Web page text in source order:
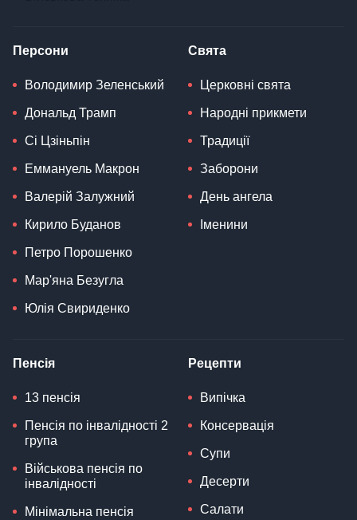
Персони
Володимир Зеленський
Дональд Трамп
Сі Цзіньпін
Еммануель Макрон
Валерій Залужний
Кирило Буданов
Петро Порошенко
Мар'яна Безугла
Юлія Свириденко
Свята
Церковні свята
Народні прикмети
Традиції
Заборони
День ангела
Іменини
Пенсія
13 пенсія
Пенсія по інвалідності 2
група
Військова пенсія по
інвалідності
Мінімальна пенсія
Рецепти
Випічка
Консервація
Супи
Десерти
Салати